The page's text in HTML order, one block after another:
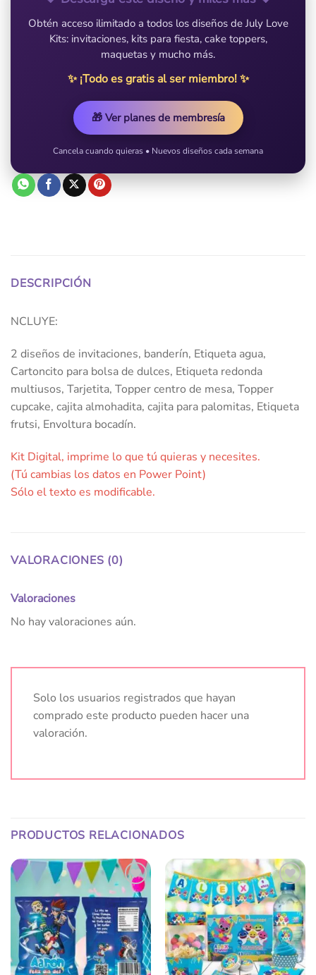
Obtén acceso ilimitado a todos los diseños de July Love
Kits: invitaciones, kits para fiesta, cake toppers,
maquetas y mucho más.
✨ ¡Todo es gratis al ser miembro! ✨
🎁 Ver planes de membresía
Cancela cuando quieras • Nuevos diseños cada semana
DESCRIPCIÓN
NCLUYE:
2 diseños de invitaciones, banderín, Etiqueta agua,
Cartoncito para bolsa de dulces, Etiqueta redonda
multiusos, Tarjetita, Topper centro de mesa, Topper
cupcake, cajita almohadita, cajita para palomitas, Etiqueta
frutsi, Envoltura bocadín.
Kit Digital, imprime lo que tú quieras y necesites.
(Tú cambias los datos en Power Point)
Sólo el texto es modificable.
VALORACIONES (0)
Valoraciones
No hay valoraciones aún.
Solo los usuarios registrados que hayan
comprado este producto pueden hacer una
valoración.
PRODUCTOS RELACIONADOS
Añadir
a la
lista
de
deseos
Añadir
a la
lista
de
deseos